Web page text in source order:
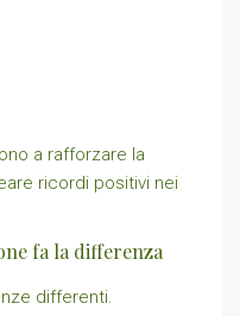
a rafforzare la
ricordi positivi nei
fa la differenza
differenti.